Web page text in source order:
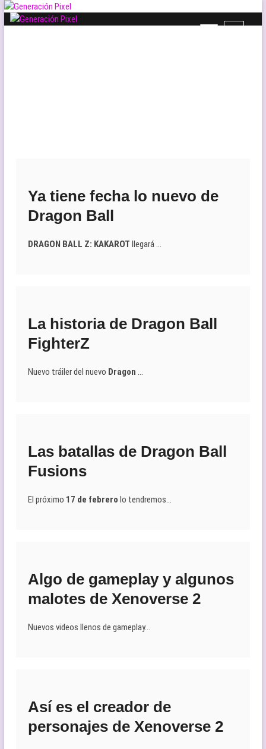
Saltar
B
Ya tiene fecha lo nuevo de
Dragon Ball
DRAGON BALL Z: KAKAROT llegará …
La historia de Dragon Ball
FighterZ
Nuevo tráiler del nuevo Dragon …
Las batallas de Dragon Ball
Fusions
El próximo 17 de febrero lo tendremos…
Algo de gameplay y algunos
malotes de Xenoverse 2
Nuevos videos llenos de gameplay…
Así es el creador de
personajes de Xenoverse 2